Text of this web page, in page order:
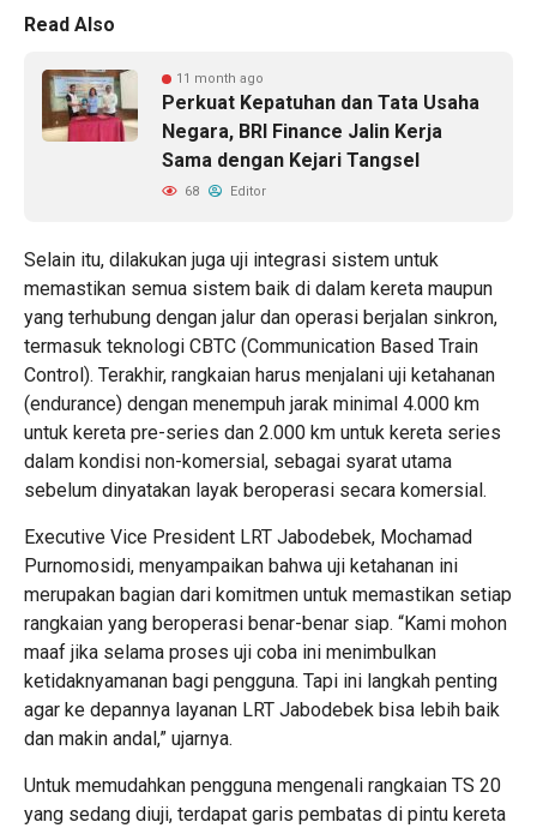
Read Also
11 month ago
Perkuat Kepatuhan dan Tata Usaha
Negara, BRI Finance Jalin Kerja
Sama dengan Kejari Tangsel
68 Editor
Selain itu, dilakukan juga uji integrasi sistem untuk
memastikan semua sistem baik di dalam kereta maupun
yang terhubung dengan jalur dan operasi berjalan sinkron,
termasuk teknologi CBTC (Communication Based Train
Control). Terakhir, rangkaian harus menjalani uji ketahanan
(endurance) dengan menempuh jarak minimal 4.000 km
untuk kereta pre-series dan 2.000 km untuk kereta series
dalam kondisi non-komersial, sebagai syarat utama
sebelum dinyatakan layak beroperasi secara komersial.
Executive Vice President LRT Jabodebek, Mochamad
Purnomosidi, menyampaikan bahwa uji ketahanan ini
merupakan bagian dari komitmen untuk memastikan setiap
rangkaian yang beroperasi benar-benar siap. “Kami mohon
maaf jika selama proses uji coba ini menimbulkan
ketidaknyamanan bagi pengguna. Tapi ini langkah penting
agar ke depannya layanan LRT Jabodebek bisa lebih baik
dan makin andal,” ujarnya.
Untuk memudahkan pengguna mengenali rangkaian TS 20
yang sedang diuji, terdapat garis pembatas di pintu kereta